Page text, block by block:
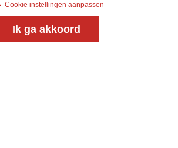
Cookie instellingen aanpassen
Ik ga akkoord